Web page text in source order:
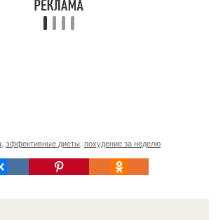
эффективные диеты похудение за неделю